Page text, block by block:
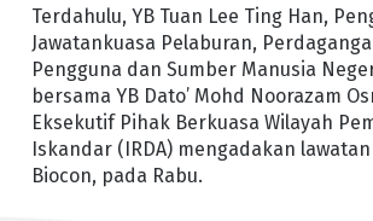
Terdahulu, YB Tuan Lee Ting Han,
Jawatankuasa Pelaburan,
Pengguna dan Sumber Manusia
bersama YB Dato’ Mohd Noorazam
Eksekutif Pihak Berkuasa Wilayah
Iskandar (IRDA) mengadakan
Biocon, pada Rabu.